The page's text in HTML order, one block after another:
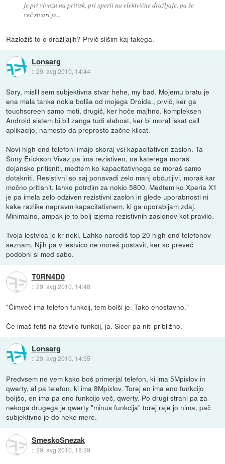
je pri vivazu na pritisk, pri xperii na električne dražljaje, pa še
več stvari je...
Razložiš to o dražljajih? Prvič slišim kaj takega.
Lonsarg
::29. avg 2010, 14:44
Sory, mislil sem subjektivna stvar hehe, my bad. Mojemu bratu je
ena mala tanka nokia bolša od mojega Droida., prvič, ker ga
touchscreen samo moti, drugič, ker hoče majhno. kompleksen
Android sistem bi bil zanga tudi slabost, ker bi moral iskat call
aplikacijo, namesto da preprosto začne klicat.
Novi high end telefoni imajo skoraj vsi kapacitativen zaslon. Ta
Sony Erickson Vivaz pa ima rezistiven, na katerega moraš
dejansko pritisniti, medtem ko kapacitativnega se moraš samo
dotakniti. Resistivni so saj ponavadi zelo manj občutljivi, moraš kar
močno pritisnit, lahko potrdim za nokio 5800. Medtem ko Xperia X1
je pa imela zelo odziven rezistivni zaslon in glede uporabnosti ni
kake razlike napravm kapacitativnem, ki ga uporabljam zdaj.
Minimalno, ampak je to bolj izjema rezistivnih zaslonov kot pravilo.
Tvoja lestvica je kr neki. Lahko narediš top 20 high end telefonov
seznam. Njih pa v lestvico ne moreš postavit, ker so preveč
podobni si med sabo.
T0RN4D0
::29. avg 2010, 14:48
"Čimveč ima telefon funkcij, tem bolši je. Tako enostavno."
Če imaš fetiš na število funkcij, ja. Sicer pa niti približno.
Lonsarg
::29. avg 2010, 14:55
Predvsem ne vem kako boš primerjal telefon, ki ima 5Mpixlov in
qwerty, al pa telefon, ki ima 8Mpixlov. Torej en ima eno funkcijo
boljšo, en ima pa eno funkcijo več, qwerty. Po drugi strani pa za
nekoga drugega je qwerty "minus funkcija" torej raje jo nima, pač
subjektivno je do neke mere.
SmeskoSnezak
::29. avg 2010, 18:39